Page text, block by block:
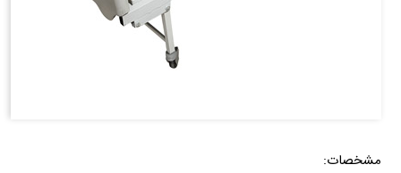
مشخصات: